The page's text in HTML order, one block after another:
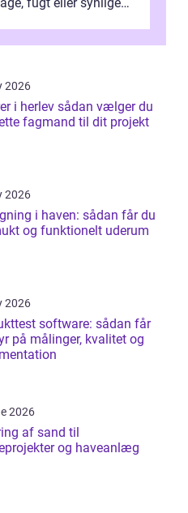
2026
sådan vælger du
fagmand til dit projekt
2026
i haven: sådan får du
og funktionelt uderum
2026
software: sådan får
på målinger, kvalitet og
2026
af sand til
og haveanlæg